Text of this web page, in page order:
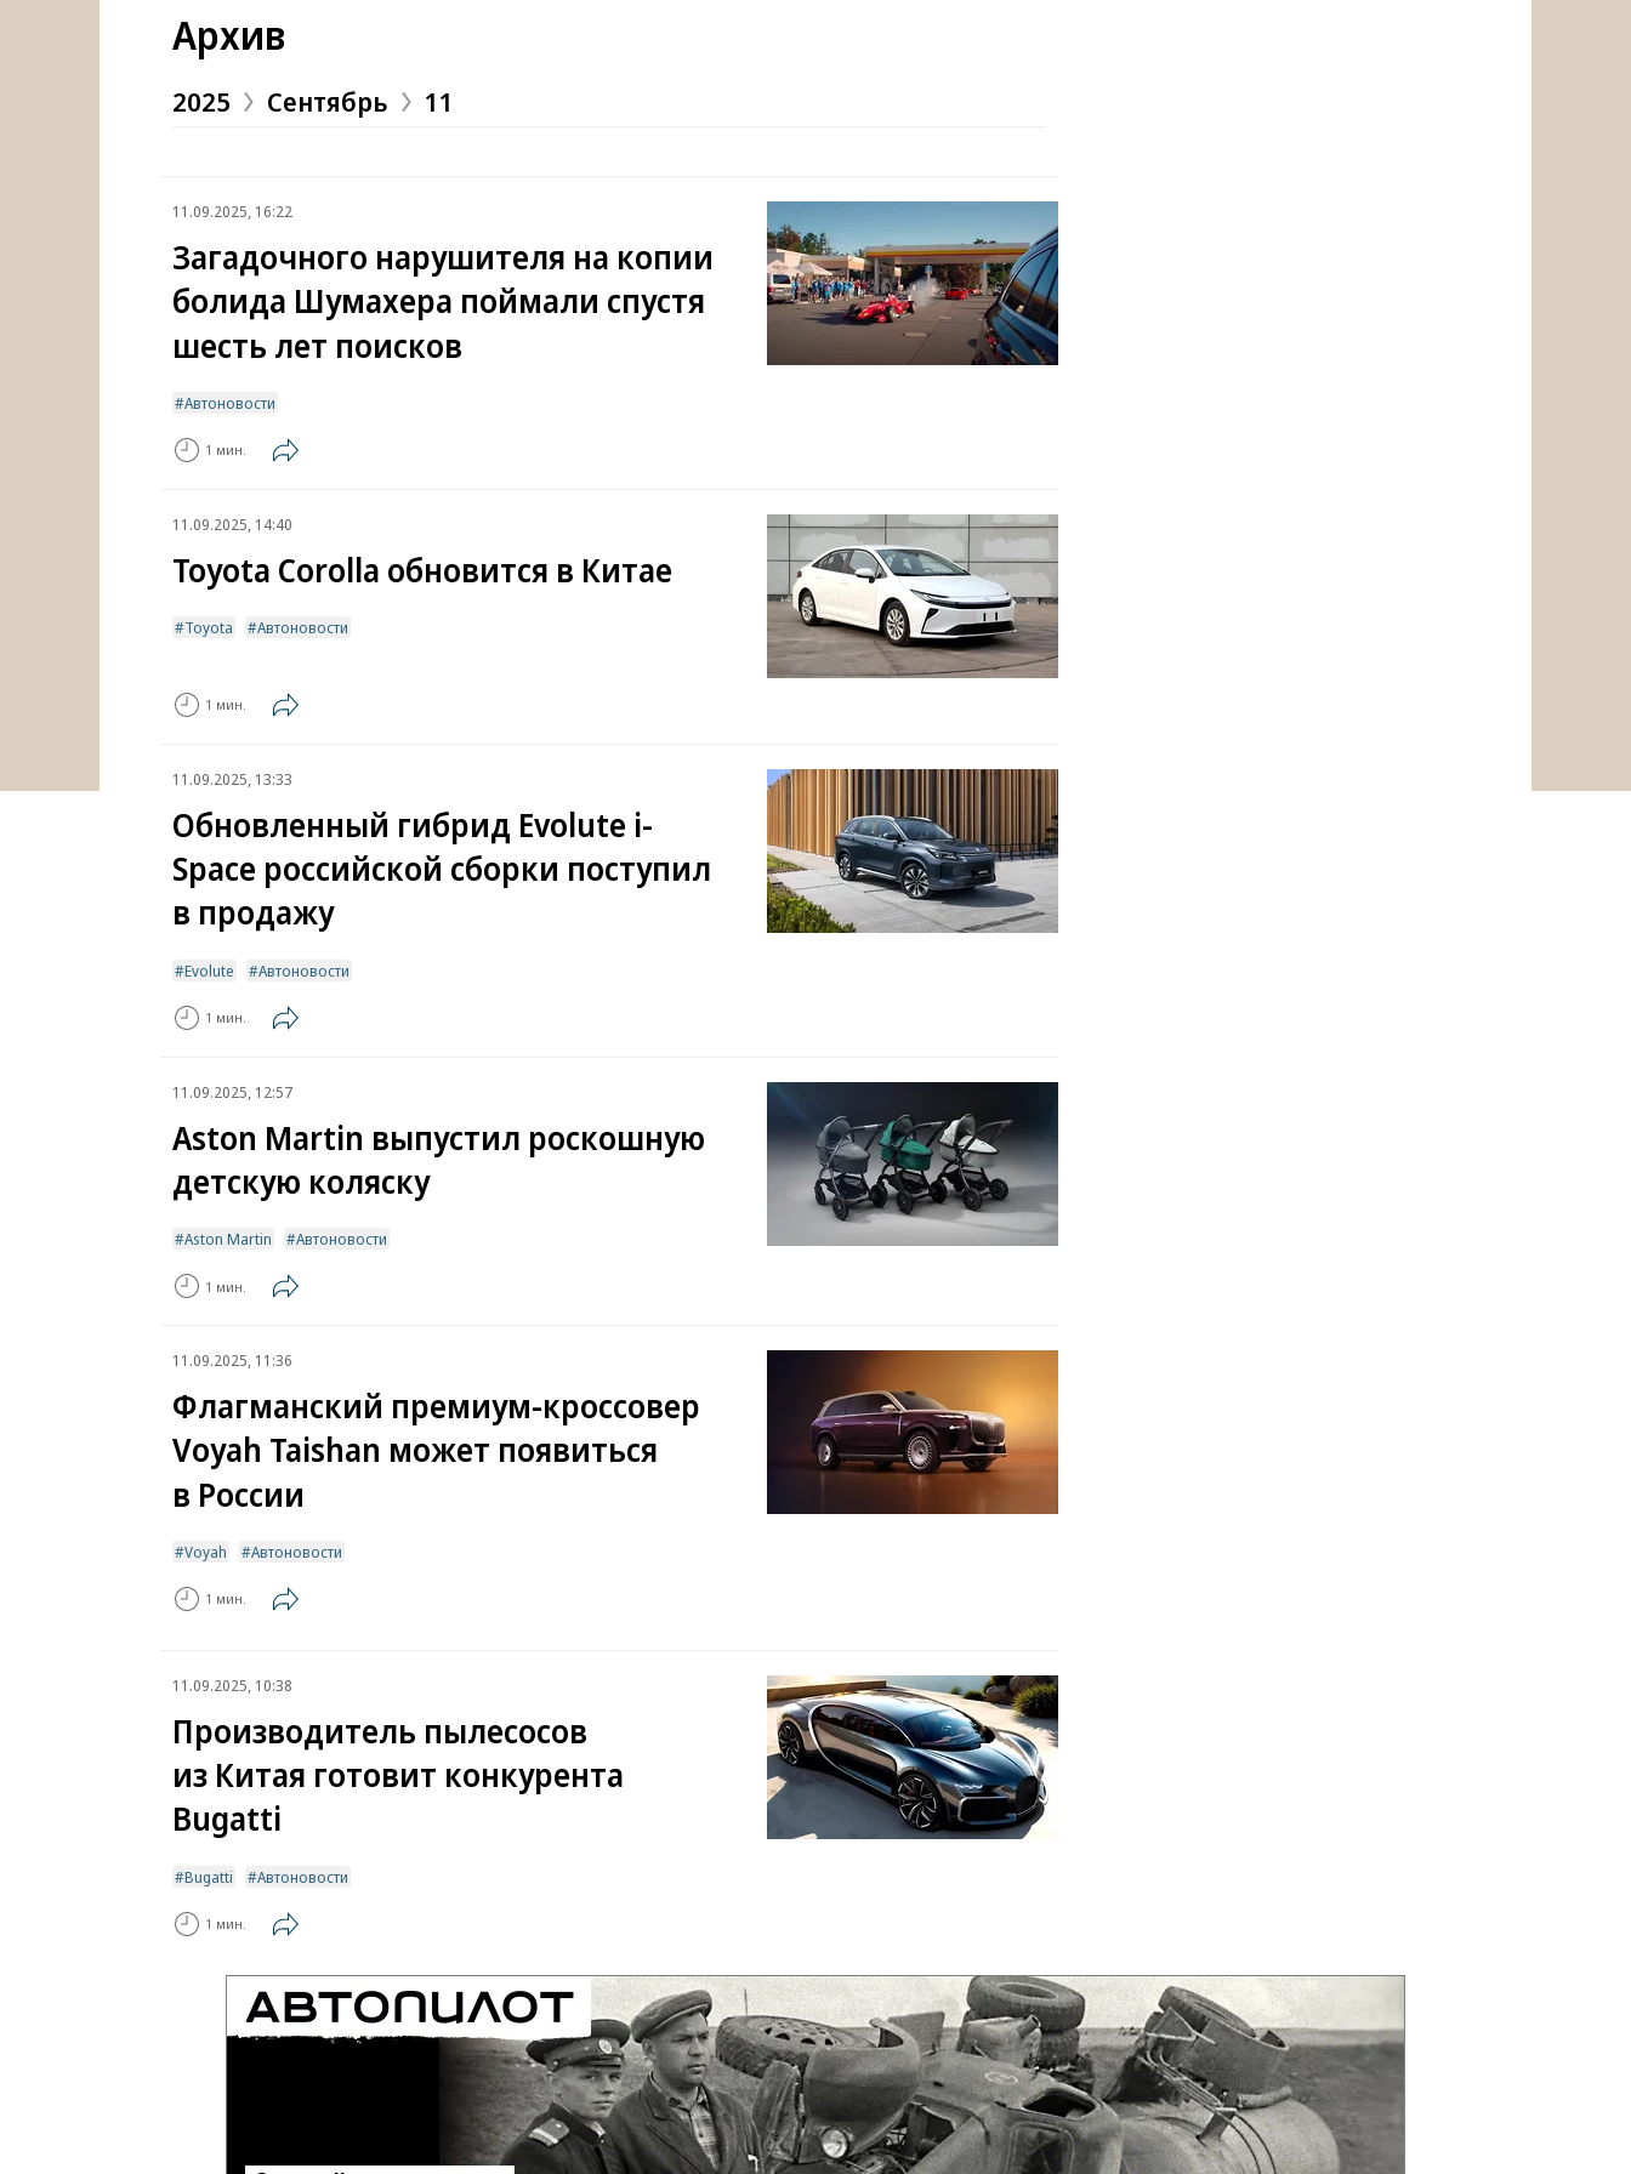
Архив
2025 Сентябрь 11
11.09.2025, 16:22
Загадочного нарушителя на копии
болида Шумахера поймали спустя
шесть лет поисков
Автоновости
1 мин.
11.09.2025, 14:40
Toyota Corolla обновится в Китае
Toyota Автоновости
1 мин.
11.09.2025, 13:33
Обновленный гибрид Evolute i-
Space российской сборки поступил
в продажу
Evolute Автоновости
1 мин.
11.09.2025, 12:57
Aston Martin выпустил роскошную
детскую коляску
Aston Martin Автоновости
1 мин.
11.09.2025, 11:36
Флагманский премиум-кроссовер
Voyah Taishan может появиться
в России
Voyah Автоновости
1 мин.
11.09.2025, 10:38
Производитель пылесосов
из Китая готовит конкурента
Bugatti
Bugatti Автоновости
1 мин.